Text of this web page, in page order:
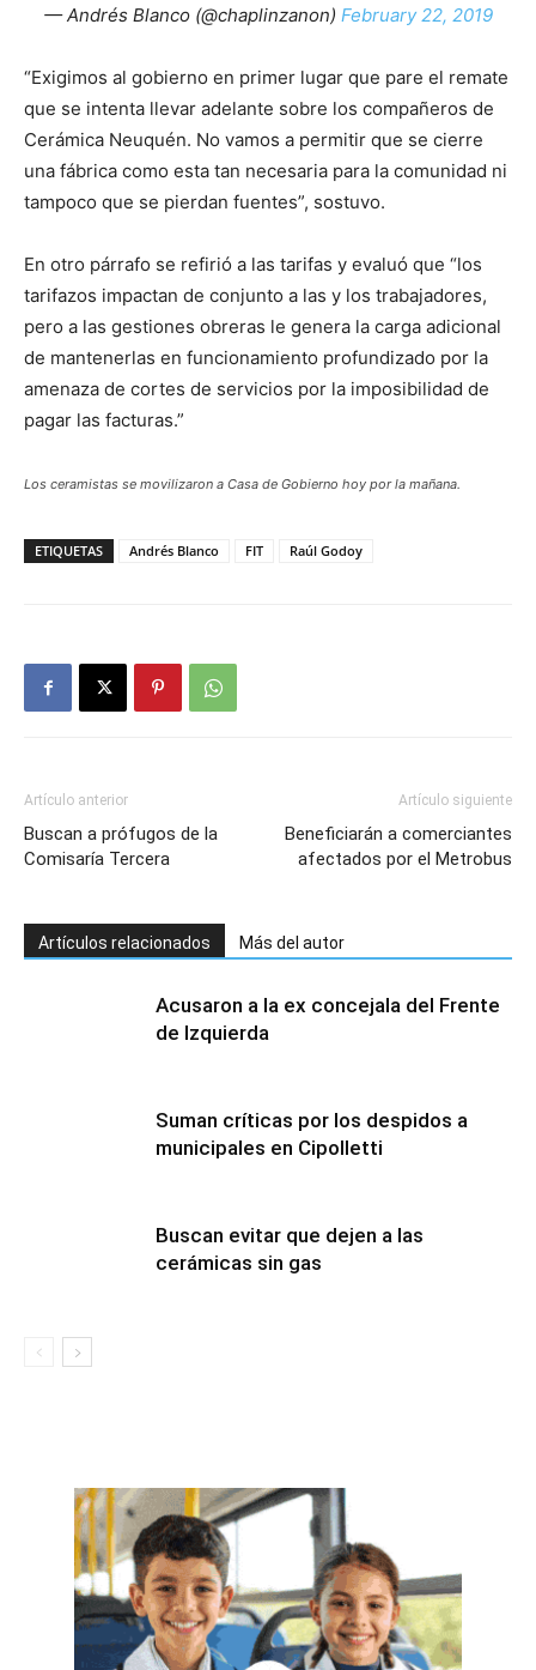
— Andrés Blanco (@chaplinzanon) February 22, 2019
“Exigimos al gobierno en primer lugar que pare el remate
que se intenta llevar adelante sobre los compañeros de
Cerámica Neuquén. No vamos a permitir que se cierre
una fábrica como esta tan necesaria para la comunidad ni
tampoco que se pierdan fuentes”, sostuvo.
En otro párrafo se refirió a las tarifas y evaluó que “los
tarifazos impactan de conjunto a las y los trabajadores,
pero a las gestiones obreras le genera la carga adicional
de mantenerlas en funcionamiento profundizado por la
amenaza de cortes de servicios por la imposibilidad de
pagar las facturas.”
Los ceramistas se movilizaron a Casa de Gobierno hoy por la mañana.
ETIQUETAS Andrés Blanco FIT Raúl Godoy
Artículo anterior
Buscan a prófugos de la
Comisaría Tercera
Artículo siguiente
Beneficiarán a comerciantes
afectados por el Metrobus
Artículos relacionados Más del autor
Acusaron a la ex concejala del Frente
de Izquierda
Suman críticas por los despidos a
municipales en Cipolletti
Buscan evitar que dejen a las
cerámicas sin gas